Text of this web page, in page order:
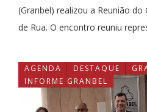
(Granbel) realizou a Reunião
de Rua. O encontro reuniu
AGENDA DESTAQUE
INFORME GRANBEL